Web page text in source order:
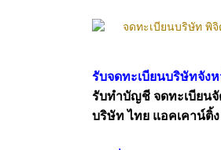
รับจดทะเบียนบริษัทจัง
รับทำบัญชี จดทะเบียน
บริษัท ไทย แอคเคาน์ติ้ง